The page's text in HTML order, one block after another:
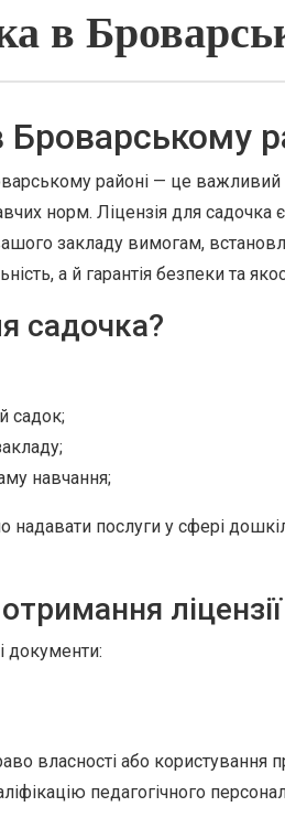
в
Броварському
районі — це
норм. Ліцензія для садочка
закладу вимогам,
а й гарантія безпеки та
садочка?
садок;
навчання;
надавати послуги у сфері
ліцензії
документи:
власності або користування
педагогічного